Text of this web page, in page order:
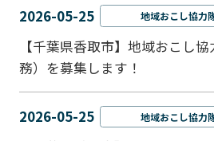
2026-05-25 地域おこし協力
【千葉県香取市】地域おこし
務）を募集します！
2026-05-25 地域おこし協力